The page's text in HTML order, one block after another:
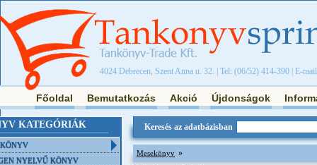
4024 Debrecen, Szent Anna u. 32. | Tel: (06/52) 414-390 | E-
Főoldal Bemutatkozás Akció Újdonságok
KATEGÓRIÁK
NYELVŰ KÖNYV
Keresés az adatbázisban
Mesekönyv »